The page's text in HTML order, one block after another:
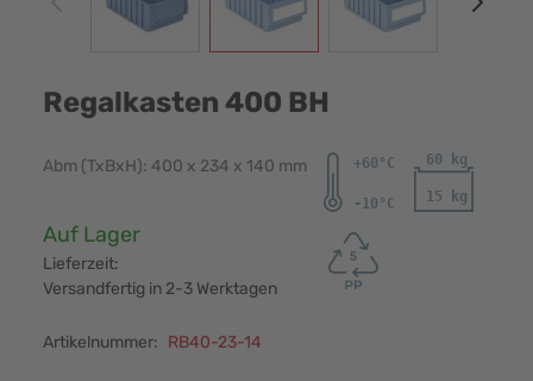
Regalkasten 400 BH
Abm (TxBxH): 400 x 234 x 140 mm
Verfügbarkeit:
Auf Lager
Lieferzeit:
Versandfertig in 2-3 Werktagen
Artikelnummer: RB40-23-14